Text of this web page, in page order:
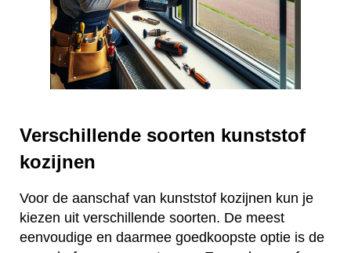
Verschillende soorten kunststof
kozijnen
Voor de aanschaf van kunststof kozijnen kun je
kiezen uit verschillende soorten. De meest
eenvoudige en daarmee goedkoopste optie is de